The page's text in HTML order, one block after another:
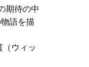
期待の中
語を描
ウィッ